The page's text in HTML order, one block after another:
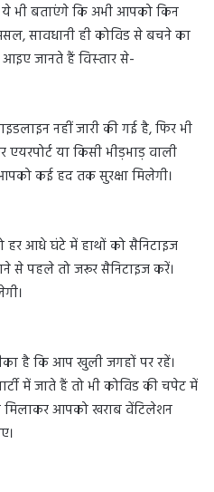
ये भी बताएंगे क‍ि अभी आपको क‍िन
सावधानी ही कोवि‍ड से बचने का
जानते हैं व‍िस्‍तार से-
नहीं जारी की गई है, फि‍र भी
या क‍िसी भीड़भाड़ वाली
कई हद त‍क सुरक्षा म‍िलेगी।
आधे घंटे में हाथों को सैनिटाइज
से पहले तो जरूर सैनि‍टाइज करें।
है क‍ि आप खुली जगहों पर रहें।
में जाते हैं तो भी कोव‍िड की चपेट में
म‍िलाकर आपको खराब वेंटिलेशन